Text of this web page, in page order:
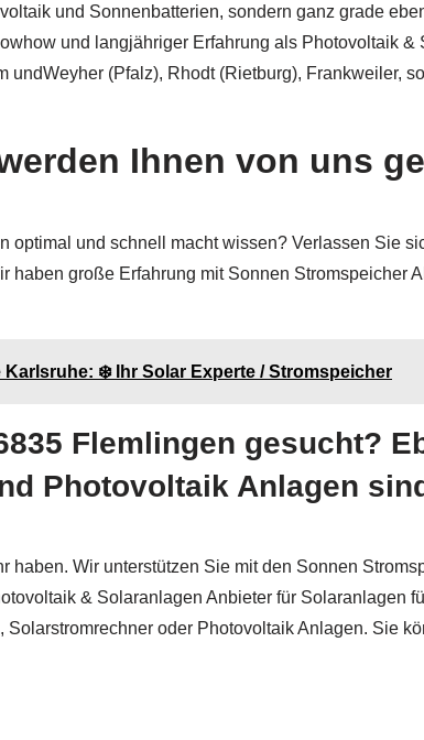
und Sonnenbatterien, sondern ganz grade
und langjähriger Erfahrung als Photovoltaik
(Pfalz), Rhodt (Rietburg), Frankweiler,
Ihnen von uns
optimal und schnell macht wissen? Verlassen Sie
große Erfahrung mit Sonnen Stromspeicher
❄️ Ihr Solar Experte / Stromspeicher
Flemlingen gesucht?
Photovoltaik Anlagen
Wir unterstützen Sie mit den Sonnen
& Solaranlagen Anbieter für Solaranlagen
oder Photovoltaik Anlagen. Sie